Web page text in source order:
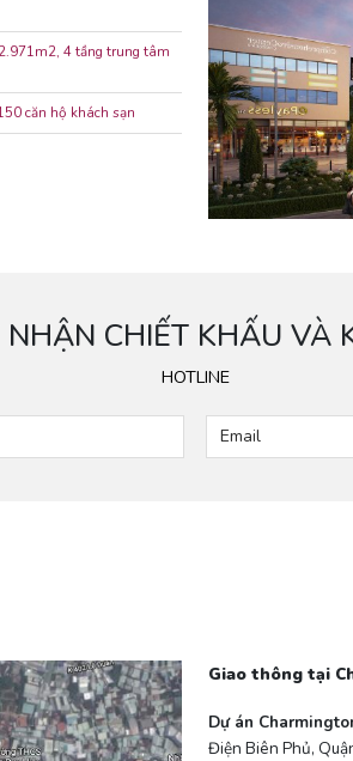
4 tầng trung tâm
căn hộ khách sạn
CHIẾT KHẤU VÀ
HOTLINE
Giao thông tại
Dự án
Điện Biên Phủ,